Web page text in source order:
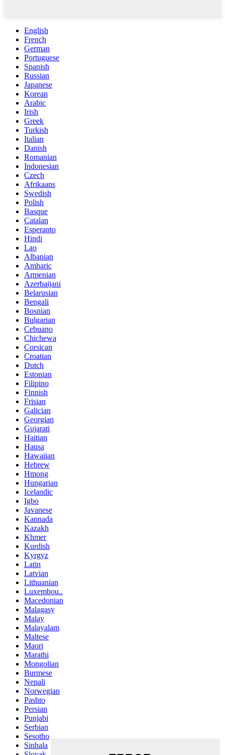
English
French
German
Portuguese
Spanish
Russian
Japanese
Korean
Arabic
Irish
Greek
Turkish
Italian
Danish
Romanian
Indonesian
Czech
Afrikaans
Swedish
Polish
Basque
Catalan
Esperanto
Hindi
Lao
Albanian
Amharic
Armenian
Azerbaijani
Belarusian
Bengali
Bosnian
Bulgarian
Cebuano
Chichewa
Corsican
Croatian
Dutch
Estonian
Filipino
Finnish
Frisian
Galician
Georgian
Gujarati
Haitian
Hausa
Hawaiian
Hebrew
Hmong
Hungarian
Icelandic
Igbo
Javanese
Kannada
Kazakh
Khmer
Kurdish
Kyrgyz
Latin
Latvian
Lithuanian
Luxembou..
Macedonian
Malagasy
Malay
Malayalam
Maltese
Maori
Marathi
Mongolian
Burmese
Nepali
Norwegian
Pashto
Persian
Punjabi
Serbian
Sesotho
Sinhala